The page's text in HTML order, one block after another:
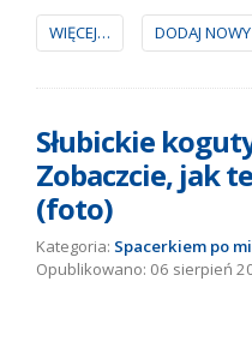
to wydarzenie.
WIĘCEJ… DODAJ
Słubickie
Zobaczcie, jak
(foto)
Kategoria: Spacerkiem po
06 sierpień